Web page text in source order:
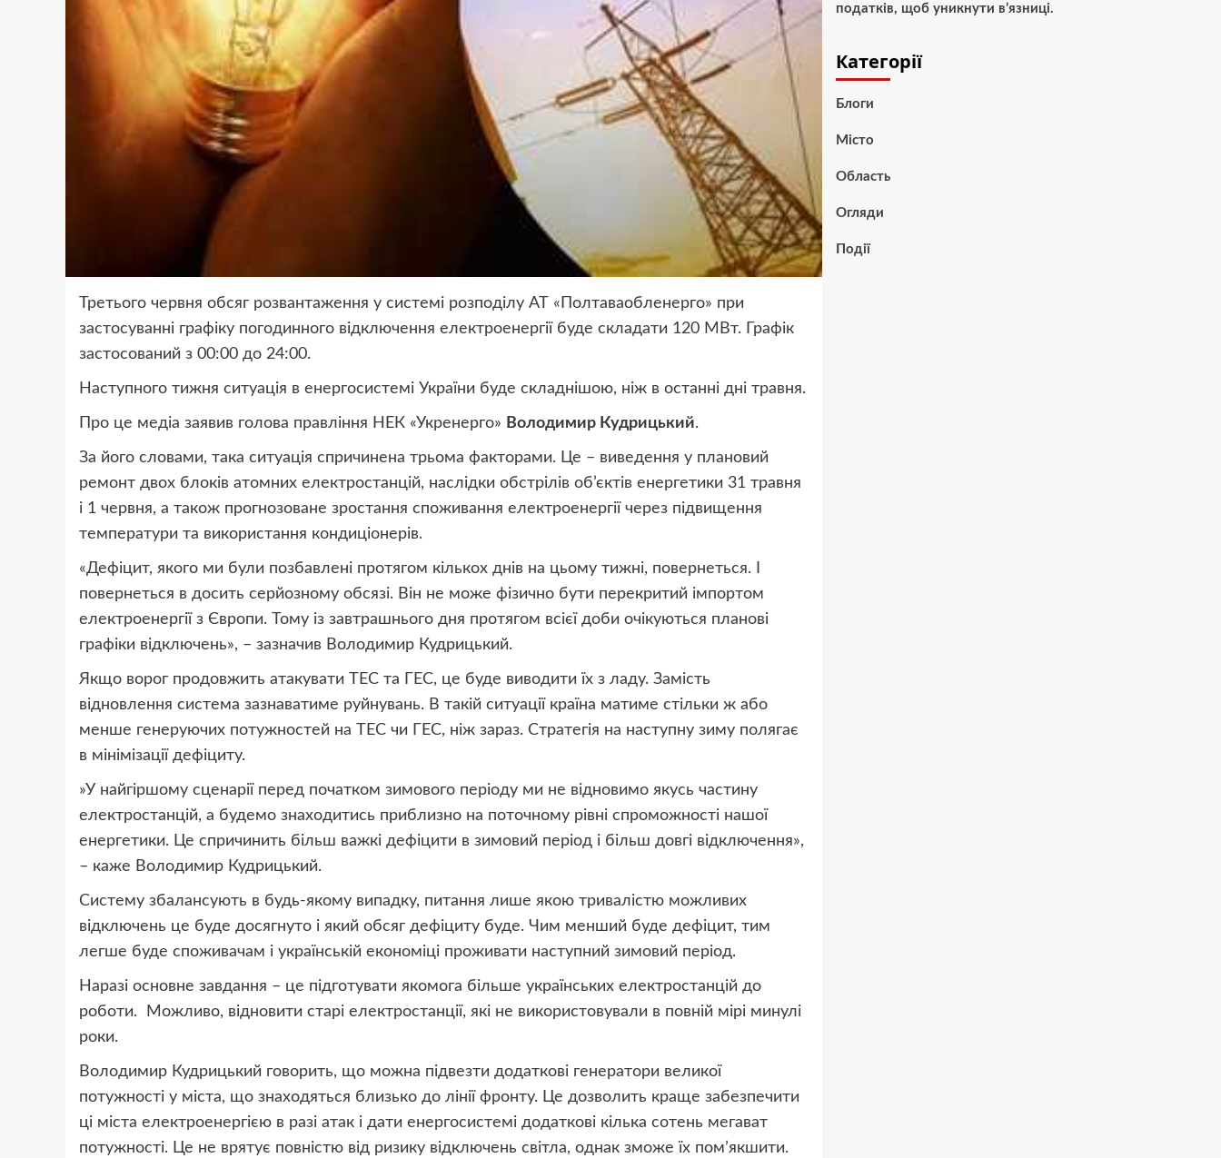
Третього червня обсяг розвантаження у системі розподілу АТ «Полтаваобленерго» при
застосуванні графіку погодинного відключення електроенергії буде складати 120 МВт. Графік
застосований з 00:00 до 24:00.
Наступного тижня ситуація в енергосистемі України буде складнішою, ніж в останні дні травня.
Про це медіа заявив голова правління НЕК «Укренерго» Володимир Кудрицький.
За його словами, така ситуація спричинена трьома факторами. Це – виведення у плановий
ремонт двох блоків атомних електростанцій, наслідки обстрілів об’єктів енергетики 31 травня
і 1 червня, а також прогнозоване зростання споживання електроенергії через підвищення
температури та використання кондиціонерів.
«Дефіцит, якого ми були позбавлені протягом кількох днів на цьому тижні, повернеться. І
повернеться в досить серйозному обсязі. Він не може фізично бути перекритий імпортом
електроенергії з Європи. Тому із завтрашнього дня протягом всієї доби очікуються планові
графіки відключень», – зазначив Володимир Кудрицький.
Якщо ворог продовжить атакувати ТЕС та ГЕС, це буде виводити їх з ладу. Замість
відновлення система зазнаватиме руйнувань. В такій ситуації країна матиме стільки ж або
менше генеруючих потужностей на ТЕС чи ГЕС, ніж зараз. Стратегія на наступну зиму полягає
в мінімізації дефіциту.
»У найгіршому сценарії перед початком зимового періоду ми не відновимо якусь частину
електростанцій, а будемо знаходитись приблизно на поточному рівні спроможності нашої
енергетики. Це спричинить більш важкі дефіцити в зимовий період і більш довгі відключення»,
– каже Володимир Кудрицький.
Систему збалансують в будь-якому випадку, питання лише якою тривалістю можливих
відключень це буде досягнуто і який обсяг дефіциту буде. Чим менший буде дефіцит, тим
легше буде споживачам і українській економіці проживати наступний зимовий період.
Наразі основне завдання – це підготувати якомога більше українських електростанцій до
роботи. Можливо, відновити старі електростанції, які не використовували в повній мірі минулі
роки.
Володимир Кудрицький говорить, що можна підвезти додаткові генератори великої
потужності у міста, що знаходяться близько до лінії фронту. Це дозволить краще забезпечити
ці міста електроенергією в разі атак і дати енергосистемі додаткові кілька сотень мегават
потужності. Це не врятує повністю від ризику відключень світла, однак зможе їх помʼякшити.
податків, щоб уникнути в’язниці.
Категорії
Блоги
Місто
Область
Огляди
Події